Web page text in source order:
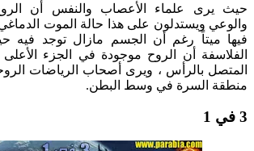
حيث يرى علماء الأعصاب والنفس أن
والوعي ويستدلون على هذا حالة الموت
فيها ميتاً رغم أن الجسم مازال توجد فيه
الفلاسفة أن الروح موجودة في الجزء
المتصل بالرأس ، ويرى أصحاب الرياضات
منطقة السرة في وسط البطن.
3 في 1